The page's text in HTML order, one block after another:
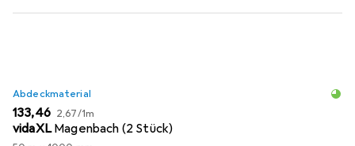
Abdeckmaterial
EUR
133,46 EUR
2,67/1m
vidaXL Magenbach (2 Stück)